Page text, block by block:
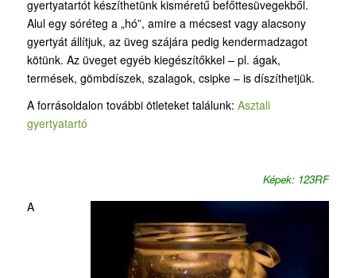
gyertyatartót készíthetünk kisméretű befőttesüvegekből.
Alul egy sóréteg a „hó”, amire a mécsest vagy alacsony
gyertyát állítjuk, az üveg szájára pedig kendermadzagot
kötünk. Az üveget egyéb kiegészítőkkel – pl. ágak,
termések, gömbdíszek, szalagok, csipke – is díszíthetjük.
A forrásoldalon további ötleteket találunk: Asztali
gyertyatartó
Képek: 123RF
A